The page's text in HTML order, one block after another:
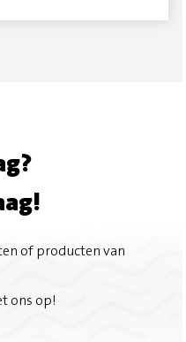
e
i
of producten van
ons op!